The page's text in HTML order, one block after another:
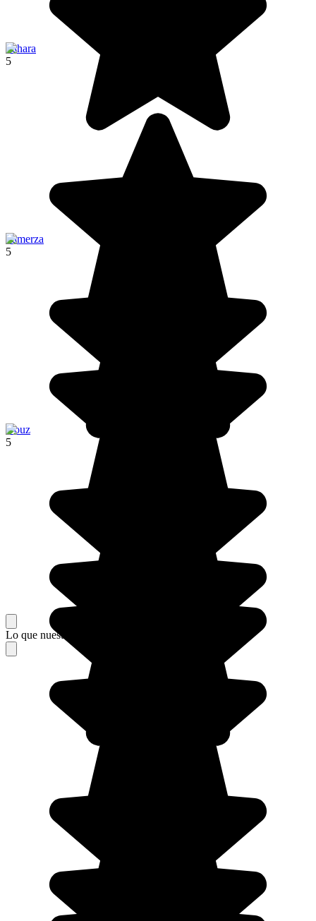
Sahara
5
Tamerza
5
Douz
5
Lo que nuestros viajeros piensan de su estancia